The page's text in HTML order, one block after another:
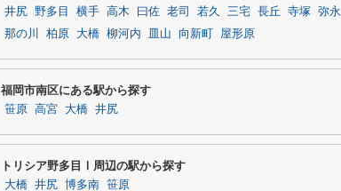
井尻 野多目 横手 高木 曰佐 老司 若久 三宅 長丘 寺塚 弥永
那の川
柏原 大橋 柳河内 皿山 向新町 屋形原
福岡市南区にある駅から探す
笹原 高宮 大橋 井尻
トリシア野多目Ⅰ周辺の駅から探す
大橋 井尻 博多南 笹原